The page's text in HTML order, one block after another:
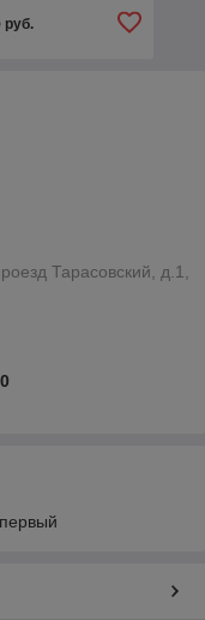
руб.
Тарасовский, д.1,